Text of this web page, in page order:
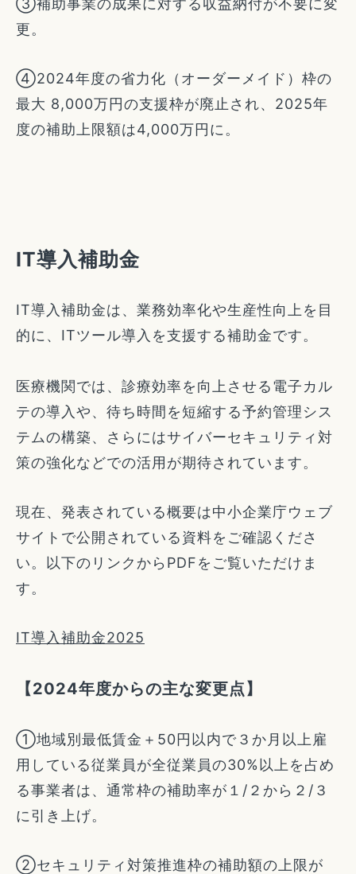
更。
④2024年度の省力化（オーダーメイド）枠の
最大 8,000万円の支援枠が廃止され、2025年
度の補助上限額は4,000万円に。
IT導入補助金
IT導入補助金は、業務効率化や生産性向上を目
的に、ITツール導入を支援する補助金です。
医療機関では、診療効率を向上させる電子カル
テの導入や、待ち時間を短縮する予約管理シス
テムの構築、さらにはサイバーセキュリティ対
策の強化などでの活用が期待されています。
現在、発表されている概要は中小企業庁ウェブ
サイトで公開されている資料をご確認くださ
い。以下のリンクからPDFをご覧いただけま
す。
IT導入補助金2025
【2024年度からの主な変更点】
①地域別最低賃金＋50円以内で３か月以上雇
用している従業員が全従業員の30%以上を占め
る事業者は、通常枠の補助率が１/２から２/３
に引き上げ。
②セキュリティ対策推進枠の補助額の上限が